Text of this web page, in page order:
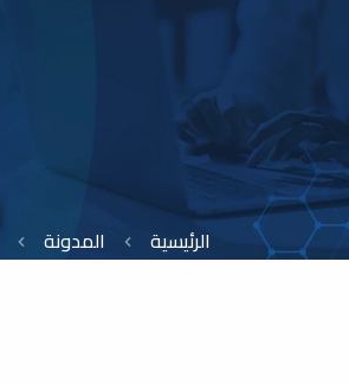
الرئيسية المدونة